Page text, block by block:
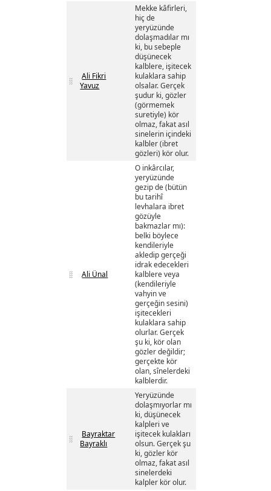
Ali Fikri
Yavuz
Mekke kâfirleri,
hiç de
yeryüzünde
dolaşmadılar mı
ki, bu sebeple
düşünecek
kalblere, işitecek
kulaklara sahip
olsalar. Gerçek
şudur ki, gözler
(görmemek
suretiyle) kör
olmaz, fakat asıl
sinelerin içindeki
kalbler (ibret
gözleri) kör olur.
Ali Ünal
O inkârcılar,
yeryüzünde
gezip de (bütün
bu tarihî
levhalara ibret
gözüyle
bakmazlar mı):
belki böylece
kendileriyle
akledip gerçeği
idrak edecekleri
kalblere veya
(kendileriyle
vahyin ve
gerçeğin sesini)
işitecekleri
kulaklara sahip
olurlar. Gerçek
şu ki, kör olan
gözler değildir;
gerçekte kör
olan, sînelerdeki
kalblerdir.
Bayraktar
Bayraklı
Yeryüzünde
dolaşmıyorlar mı
ki, düşünecek
kalpleri ve
işitecek kulakları
olsun. Gerçek şu
ki, gözler kör
olmaz, fakat asıl
sinelerdeki
kalpler kör olur.